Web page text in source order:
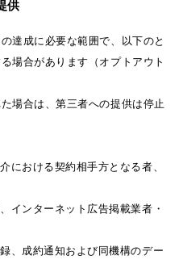
供
達成に必要な範囲で、以下のと
場合があります（オプトアウト
場合は、第三者への提供は停止
おける契約相手方となる者、
ンターネット広告掲載業者・
成約通知および同機構のデー